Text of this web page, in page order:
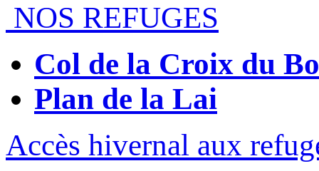
NOS REFUGES
Col de la Croix du
Plan de la Lai
Accès hivernal aux